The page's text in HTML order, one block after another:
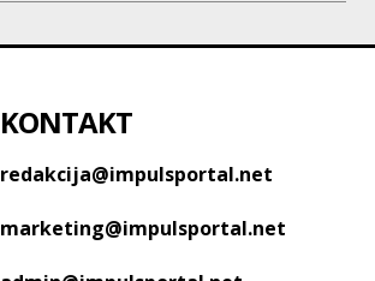
KONTAKT
redakcija@impulsportal.net
marketing@impulsportal.net